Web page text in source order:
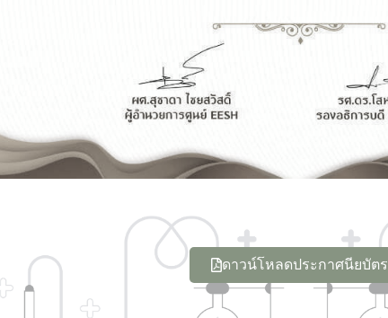
ดาวน์โหลดประกาศนียบัตร